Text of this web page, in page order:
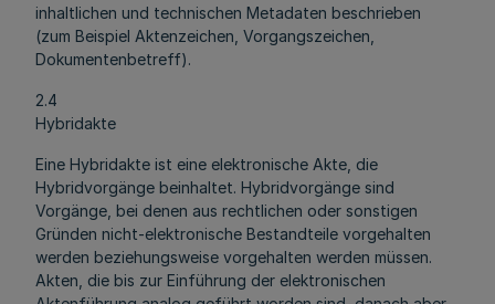
inhaltlichen und technischen Metadaten beschrieben
(zum Beispiel Aktenzeichen, Vorgangszeichen,
Dokumentenbetreff).
2.4
Hybridakte
Eine Hybridakte ist eine elektronische Akte, die
Hybridvorgänge beinhaltet. Hybridvorgänge sind
Vorgänge, bei denen aus rechtlichen oder sonstigen
Gründen nicht-elektronische Bestandteile vorgehalten
werden beziehungsweise vorgehalten werden müssen.
Akten, die bis zur Einführung der elektronischen